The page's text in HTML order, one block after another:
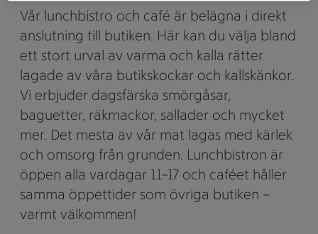
Vår lunchbistro och café är belägna i direkt
anslutning till butiken. Här kan du välja bland
ett stort urval av varma och kalla rätter
lagade av våra butikskockar och kallskänkor.
Vi erbjuder dagsfärska smörgåsar,
baguetter, räkmackor, sallader och mycket
mer. Det mesta av vår mat lagas med kärlek
och omsorg från grunden. Lunchbistron är
öppen alla vardagar 11–17 och caféet håller
samma öppettider som övriga butiken –
varmt välkommen!